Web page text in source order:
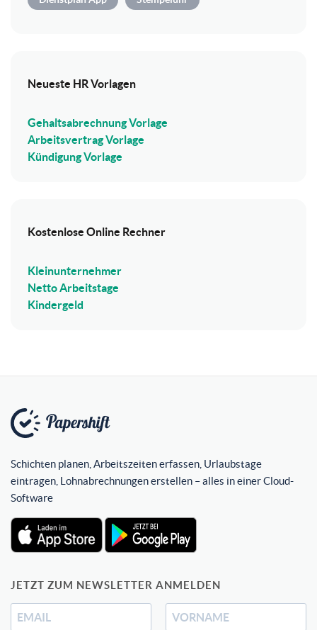
Neueste HR Vorlagen
Gehaltsabrechnung Vorlage
Arbeitsvertrag Vorlage
Kündigung Vorlage
Kostenlose Online Rechner
Kleinunternehmer
Netto Arbeitstage
Kindergeld
Schichten planen, Arbeitszeiten erfassen, Urlaubstage
eintragen, Lohnabrechnungen erstellen – alles in einer Cloud-
Software
JETZT ZUM NEWSLETTER ANMELDEN